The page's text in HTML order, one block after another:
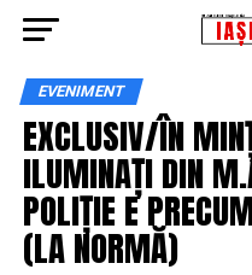
EVENIMENT
EXCLUSIV/ÎN
ILUMINAȚI DIN
POLIȚIE E
(LA NORMĂ)